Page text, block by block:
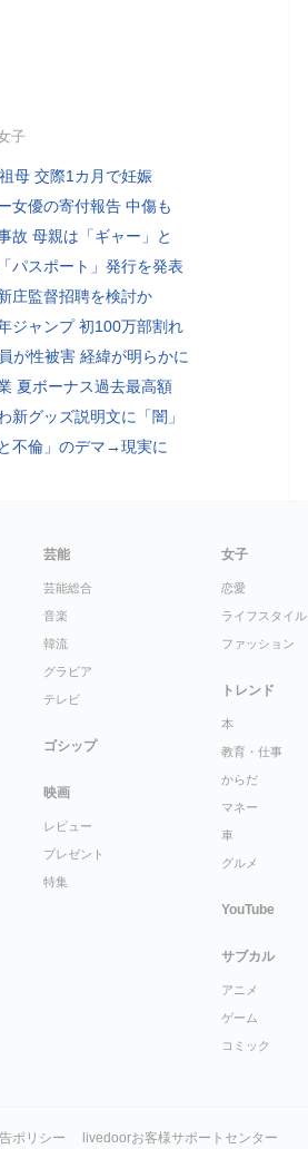
子
母 交際1カ月で妊娠
女優の寄付報告 中傷も
故 母親は「ギャー」と
パスポート」発行を発表
庄監督招聘を検討か
ジャンプ 初100万部割れ
が性被害 経緯が明らかに
夏ボーナス過去最高額
新グッズ説明文に「闇」
と不倫」のデマ→現実に
芸能
芸能総合
音楽
韓流
グラビア
テレビ
ゴシップ
映画
レビュー
プレゼント
特集
女子
恋愛
ライフスタイル
ファッション
トレンド
本
教育・仕事
からだ
マネー
車
グルメ
YouTube
サブカル
アニメ
ゲーム
コミック
ポリシー livedoorお客様サポートセンター